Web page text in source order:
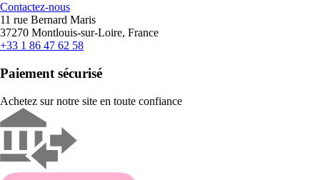
Contactez-nous
11 rue Bernard Maris
37270 Montlouis-sur-Loire, France
+33 1 86 47 62 58
Paiement sécurisé
Achetez sur notre site en toute confiance